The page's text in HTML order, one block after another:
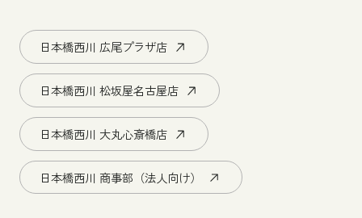
日本橋西川 広尾プラザ店
日本橋西川 松坂屋名古屋店
日本橋西川 大丸心斎橋店
日本橋西川 商事部（法人向け）